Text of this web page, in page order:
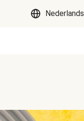
Nederlands